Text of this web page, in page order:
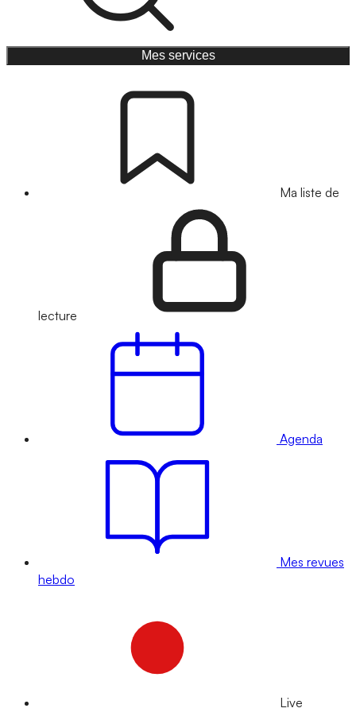
Mes services
Ma liste de
lecture
Agenda
Mes revues
hebdo
Live